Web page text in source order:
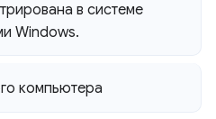
в системе
Windows.
компьютера